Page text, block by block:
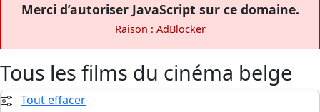
Merci d’autoriser JavaScript sur ce domaine.
Raison : AdBlocker
Tous les films du cinéma belge
Tout effacer